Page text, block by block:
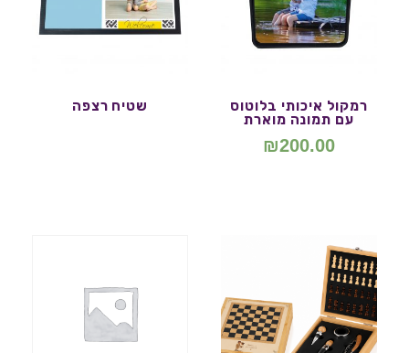
רמקול איכותי בלוטוס
עם תמונה מוארת
₪200.00
שטיח רצפה